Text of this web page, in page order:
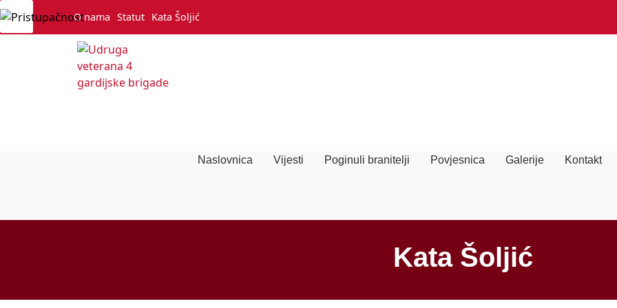
O nama Statut Kata Šoljić
Naslovnica Vijesti Poginuli branitelji Povjesnica Galerije Kontakt
Kata Šoljić